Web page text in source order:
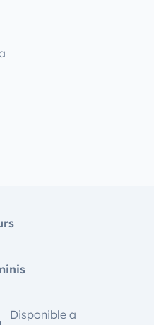
Disponible a